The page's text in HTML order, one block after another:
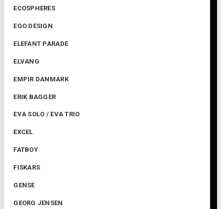
ECOSPHERES
EGO DESIGN
ELEFANT PARADE
ELVANG
EMPIR DANMARK
ERIK BAGGER
EVA SOLO / EVA TRIO
EXCEL
FATBOY
FISKARS
GENSE
GEORG JENSEN